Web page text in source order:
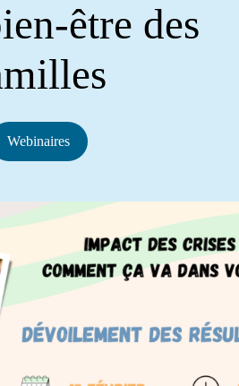
être des
Webinaires